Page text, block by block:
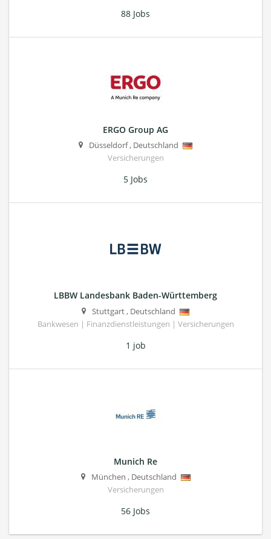
88 Jobs
ERGO Group AG
Düsseldorf, Deutschland
Versicherungen
5 Jobs
LBBW Landesbank Baden-Württemberg
Stuttgart, Deutschland
Bankwesen | Finanzdienstleistungen | Versicherungen
1 job
Munich Re
München , Deutschland
Versicherungen
56 Jobs